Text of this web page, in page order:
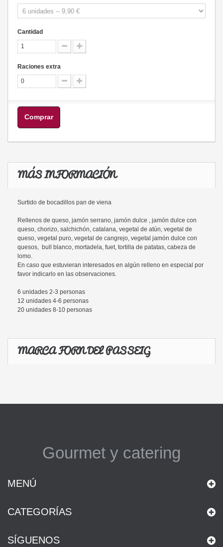
Cantidad
Raciones extra
Comprar
MÁS INFORMACIÓN
Surtido de bocadillos pan de viena
Rellenos de queso, jamón serrano, jamón dulce , jamón dulce con
queso, chorizo, salchichón, catalana, vegetal de atún, vegetal de
queso, vegetal puro, vegetal de cangrejo, vegetal jamón dulce con
quesos, bull blanco, mortadela, fuet, tortilla de patatas, cabeza de
lomo.
En caso que estuvieran interesados en algún relleno en especial por
favor indicarlo en las observaciones.
6 unidades 2-3 personas
12 unidades 4-6 personas
20 unidades 8-10 personas
MARCA FORN DEL PASSEIG
Gourmet y catering
MENÚ
CATEGORÍAS
SÍGUENOS